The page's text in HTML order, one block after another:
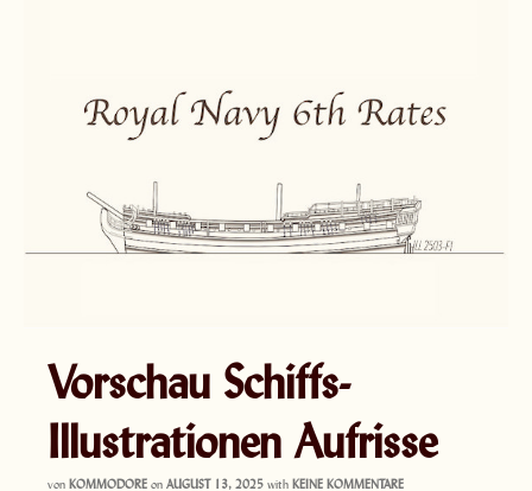
Vorschau Schiffs-
Illustrationen Aufrisse
von KOMMODORE on AUGUST 13, 2025 with KEINE KOMMENTARE